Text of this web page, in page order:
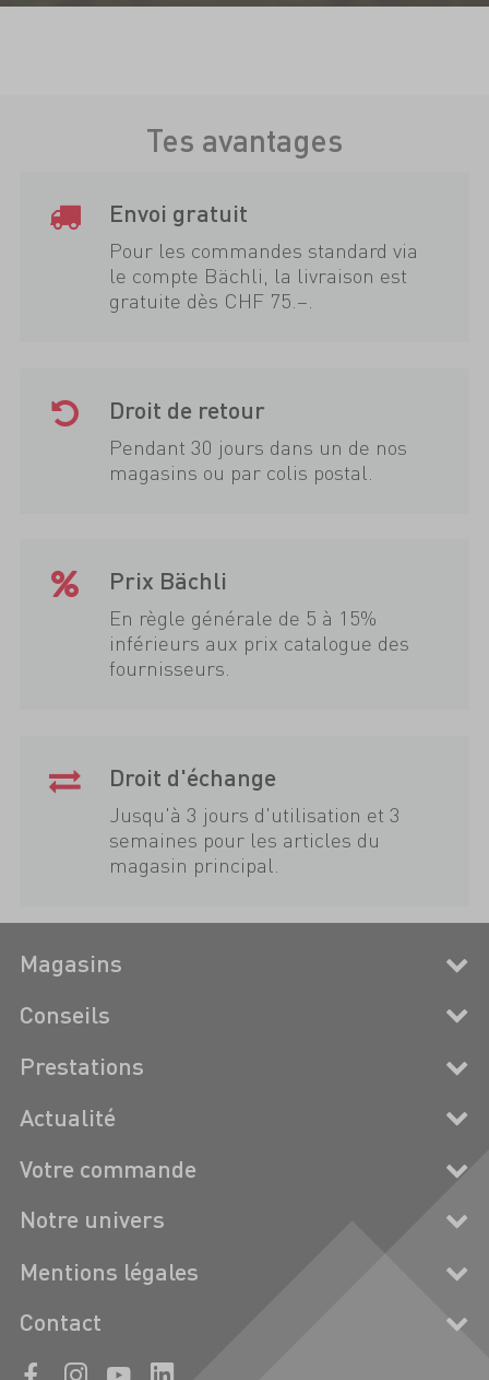
Tes avantages
Envoi gratuit
Pour les commandes standard via
le compte Bächli, la livraison est
gratuite dès CHF 75.–.
Droit de retour
Pendant 30 jours dans un de nos
magasins ou par colis postal.
Prix Bächli
En règle générale de 5 à 15%
inférieurs aux prix catalogue des
fournisseurs.
Droit d'échange
Jusqu'à 3 jours d'utilisation et 3
semaines pour les articles du
magasin principal.
Magasins
Conseils
Prestations
Actualité
Votre commande
Notre univers
Mentions légales
Contact